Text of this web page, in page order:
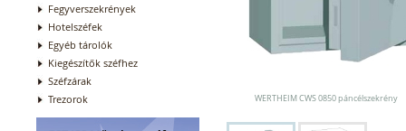
Fegyverszekrények
Hotelszéfek
Egyéb tárolók
Kiegészítők széfhez
Széfzárak
Trezorok
WERTHEIM CWS 0850 páncélszekrény